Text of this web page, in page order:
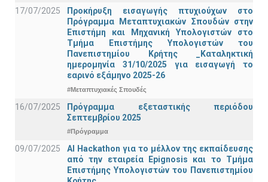
17/07/2025
Προκήρυξη εισαγωγής πτυχιούχων στo
Πρόγραμμα Μεταπτυχιακών Σπουδών στην
Επιστήμη και Μηχανική Υπολογιστών στο
Τμήμα Eπιστήμης Υπολογιστών του
Πανεπιστημίου Κρήτης _Καταληκτική
ημερομηνία 31/10/2025 για εισαγωγή το
εαρινό εξάμηνο 2025-26
#Μεταπτυχιακές Σπουδές
16/07/2025
Πρόγραμμα εξεταστικής περιόδου
Σεπτεμβρίου 2025
#Πρόγραμμα
09/07/2025
AI Hackathon για το μέλλον της εκπαίδευσης
από την εταιρεία Epignosis και το Τμήμα
Επιστήμης Υπολογιστών του Πανεπιστημίου